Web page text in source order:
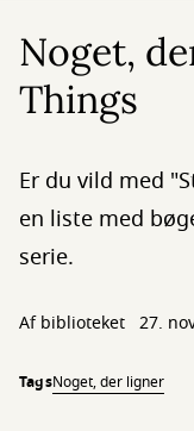
Noget,
Things
Er du vild med
en liste med
serie.
Af biblioteket 27.
TagsNoget, der ligner